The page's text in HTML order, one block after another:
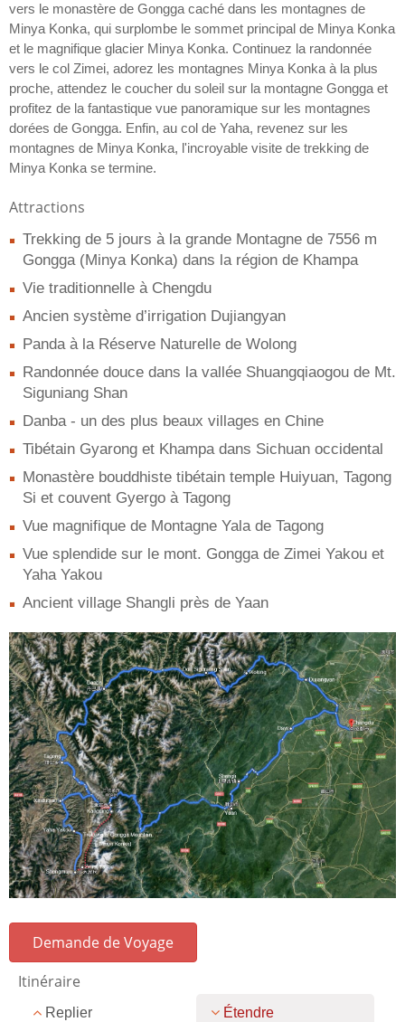
vers le monastère de Gongga caché dans les montagnes de
Minya Konka, qui surplombe le sommet principal de Minya Konka
et le magnifique glacier Minya Konka. Continuez la randonnée
vers le col Zimei, adorez les montagnes Minya Konka à la plus
proche, attendez le coucher du soleil sur la montagne Gongga et
profitez de la fantastique vue panoramique sur les montagnes
dorées de Gongga. Enfin, au col de Yaha, revenez sur les
montagnes de Minya Konka, l'incroyable visite de trekking de
Minya Konka se termine.
Attractions
Trekking de 5 jours à la grande Montagne de 7556 m
Gongga (Minya Konka) dans la région de Khampa
Vie traditionnelle à Chengdu
Ancien système d’irrigation Dujiangyan
Panda à la Réserve Naturelle de Wolong
Randonnée douce dans la vallée Shuangqiaogou de Mt.
Siguniang Shan
Danba - un des plus beaux villages en Chine
Tibétain Gyarong et Khampa dans Sichuan occidental
Monastère bouddhiste tibétain temple Huiyuan, Tagong
Si et couvent Gyergo à Tagong
Vue magnifique de Montagne Yala de Tagong
Vue splendide sur le mont. Gongga de Zimei Yakou et
Yaha Yakou
Ancient village Shangli près de Yaan
Demande de Voyage
Itinéraire
Replier Étendre